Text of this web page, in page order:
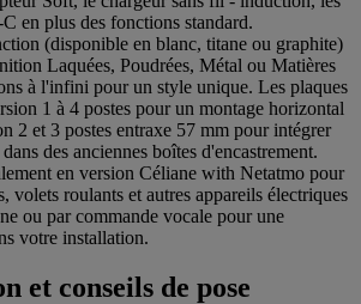
en plus des fonctions standard.
(disponible en blanc, titane ou graphite)
Laquées, Poudrées, Métal ou Matières
à l'infini pour un style unique. Les plaques
1 à 4 postes pour un montage horizontal
2 et 3 postes entraxe 57 mm pour intégrer
des anciennes boîtes d'encastrement.
en version Céliane with Netatmo pour
volets roulants et autres appareils électriques
ou par commande vocale pour une
votre installation.
et conseils de pose